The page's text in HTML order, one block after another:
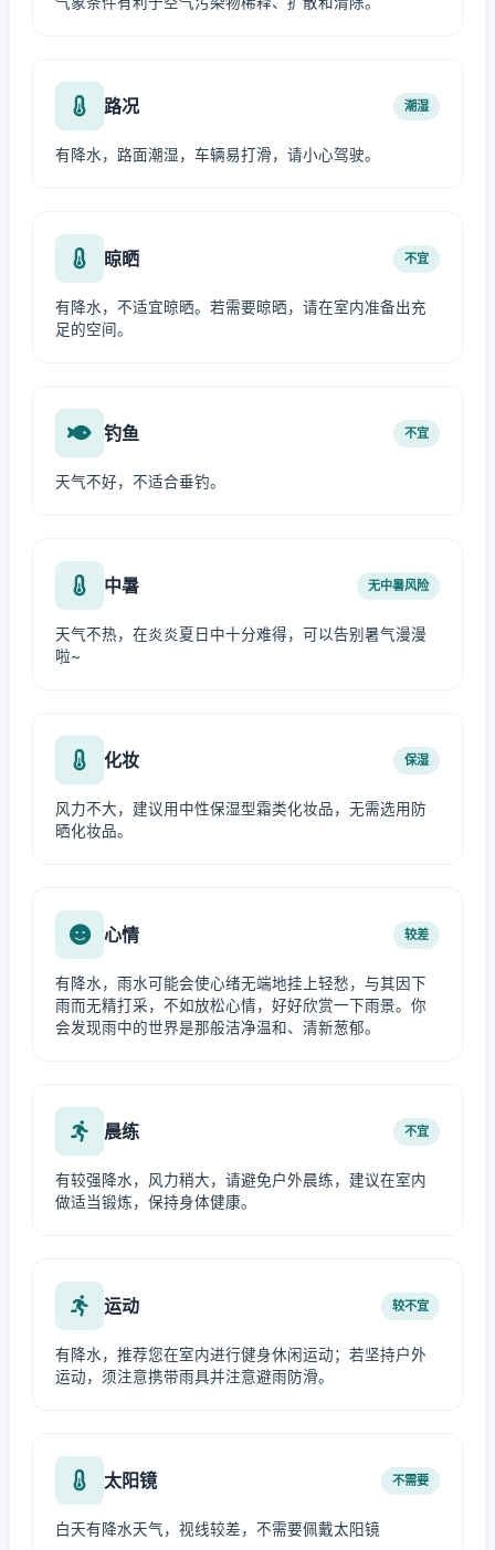
路况 潮湿
有降水，路面潮湿，车辆易打滑，请小心驾驶。
晾晒 不宜
有降水，不适宜晾晒。若需要晾晒，请在室内准备出充
足的空间。
钓鱼 不宜
天气不好，不适合垂钓。
中暑 无中暑风险
天气不热，在炎炎夏日中十分难得，可以告别暑气漫漫
啦~
化妆 保湿
风力不大，建议用中性保湿型霜类化妆品，无需选用防
晒化妆品。
心情 较差
有降水，雨水可能会使心绪无端地挂上轻愁，与其因下
雨而无精打采，不如放松心情，好好欣赏一下雨景。你
会发现雨中的世界是那般洁净温和、清新葱郁。
晨练 不宜
有较强降水，风力稍大，请避免户外晨练，建议在室内
做适当锻炼，保持身体健康。
运动 较不宜
有降水，推荐您在室内进行健身休闲运动；若坚持户外
运动，须注意携带雨具并注意避雨防滑。
太阳镜 不需要
白天有降水天气，视线较差，不需要佩戴太阳镜